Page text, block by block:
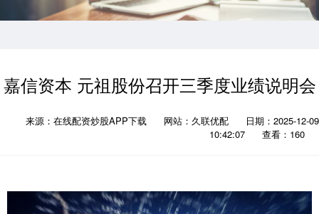
嘉信资本 元祖股份召开三季度业绩说明会
来源：在线配资炒股APP下载 网站：久联优配
日期：2025-12-09
10:42:07
查看：160